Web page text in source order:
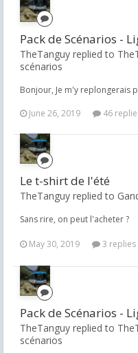
Pack de Scénarios -
TheTanguy replied to
scénarios
Bonjour, Je m'y replongerais
June 26, 2019
46
Le t-shirt de l'été
TheTanguy replied to
Sans rire, on peut l'acheter ?
May 30, 2019 3 replies
Pack de Scénarios -
TheTanguy replied to
scénarios